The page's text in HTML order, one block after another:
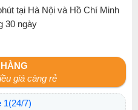
tại Hà Nội và Hồ Chí Minh
30 ngày
giá càng rẻ
1(24/7)